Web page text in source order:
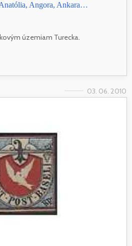
Angora, Ankara…
územiam Turecka.
03. 06. 2010